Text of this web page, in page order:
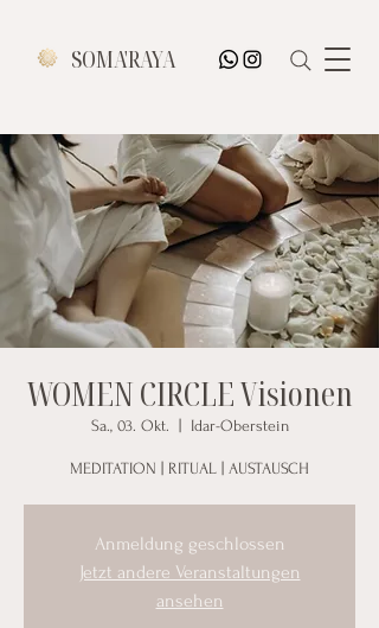
SOMA'RAYA
WOMEN CIRCLE Visionen
Sa., 03. Okt. Idar-Oberstein
MEDITATION | RITUAL | AUSTAUSCH
Anmeldung geschlossen
Jetzt andere Veranstaltungen
ansehen